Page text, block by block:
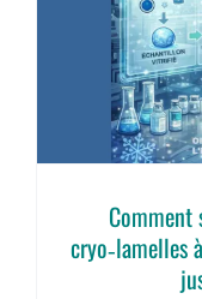
Comment
cryo‑lamelles